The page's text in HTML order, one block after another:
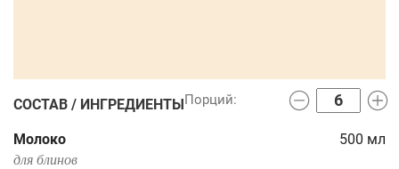
СОСТАВ / ИНГРЕДИЕНТЫ
Молоко 500 мл
для блинов